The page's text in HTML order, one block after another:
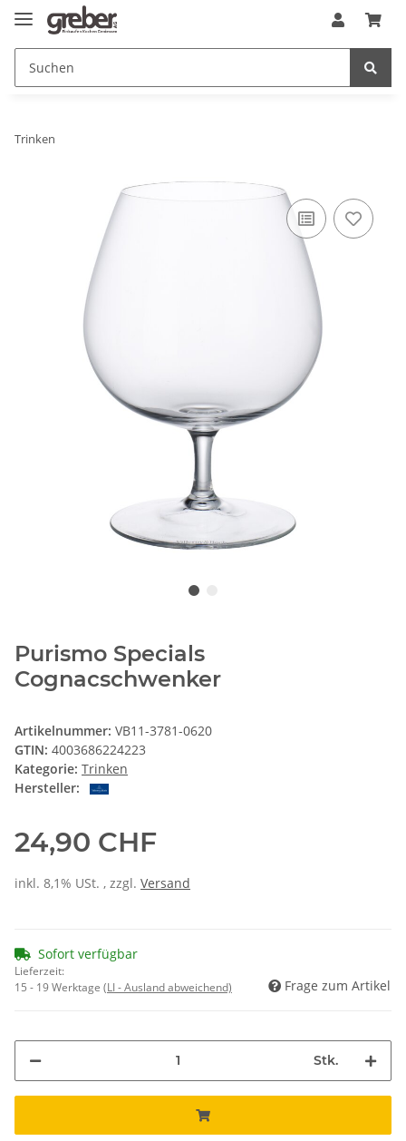
Trinken
Purismo Specials
Cognacschwenker
Artikelnummer: VB11-3781-0620
GTIN: 4003686224223
Kategorie: Trinken
Hersteller:
24,90 CHF
inkl. 8,1% USt. , zzgl. Versand
Sofort verfügbar
Lieferzeit:
15 - 19 Werktage (LI - Ausland abweichend) Frage zum Artikel
Stk.